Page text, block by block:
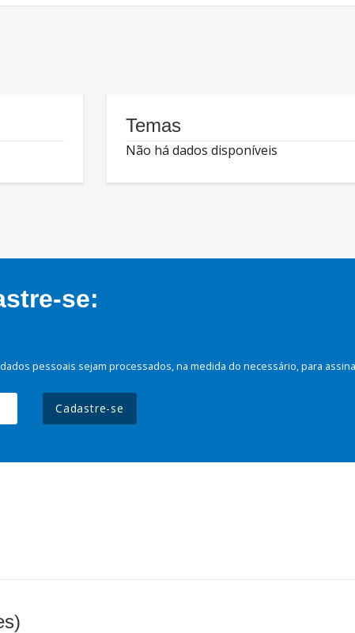
Temas
Não há dados disponíveis
se:
pessoais sejam processados, na medida do necessário, para
Cadastre-se